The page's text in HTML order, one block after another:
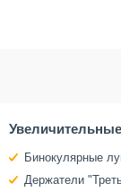
Бинокулярные
Держатели